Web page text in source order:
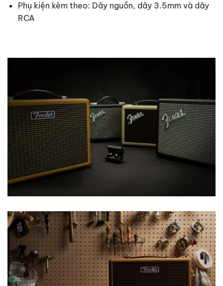
Phụ kiện kèm theo: Dây nguồn, dây 3.5mm và dây
RCA